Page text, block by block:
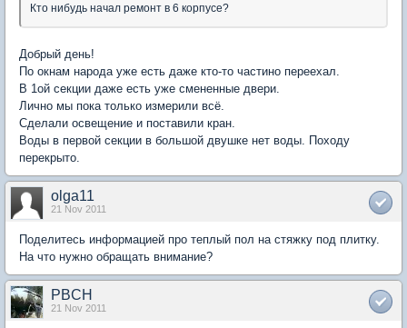
Кто нибудь начал ремонт в 6 корпусе?
Добрый день!
По окнам народа уже есть даже кто-то частино переехал.
В 1ой секции даже есть уже смененные двери.
Лично мы пока только измерили всё.
Сделали освещение и поставили кран.
Воды в первой секции в большой двушке нет воды. Походу
перекрыто.
olga11
21 Nov 2011
Поделитесь информацией про теплый пол на стяжку под плитку.
На что нужно обращать внимание?
PBCH
21 Nov 2011